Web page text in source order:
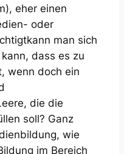
eher einen
oder
man sich
dass es zu
wenn doch ein
die die
soll? Ganz
wie
im Bereich